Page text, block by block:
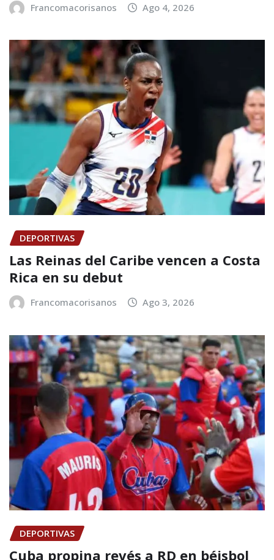
Francomacorisanos Ago 4, 2026
DEPORTIVAS
Las Reinas del Caribe vencen a Costa
Rica en su debut
Francomacorisanos Ago 3, 2026
DEPORTIVAS
Cuba propina revés a RD en béisbol